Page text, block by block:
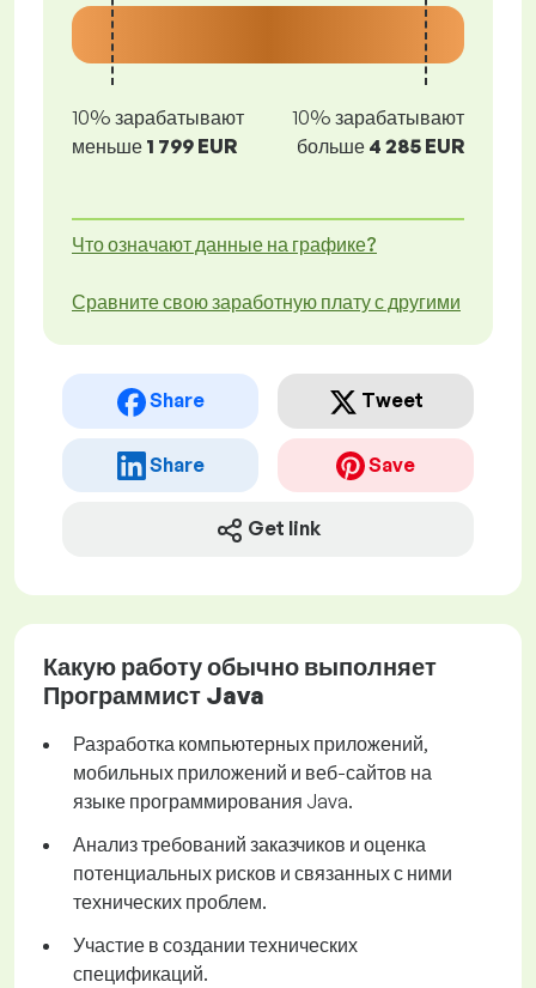
10% зарабатывают
меньше 1 799 EUR
10% зарабатывают
больше 4 285 EUR
Что означают данные на графике?
Сравните свою заработную плату с другими
Share Tweet
Share Save
Get link
Какую работу обычно выполняет
Программист Java
Разработка компьютерных приложений,
мобильных приложений и веб-сайтов на
языке программирования Java.
Анализ требований заказчиков и оценка
потенциальных рисков и связанных с ними
технических проблем.
Участие в создании технических
спецификаций.